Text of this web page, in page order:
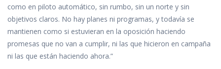
como en piloto automático, sin rumbo, sin un norte y sin
objetivos claros. No hay planes ni programas, y todavía se
mantienen como si estuvieran en la oposición haciendo
promesas que no van a cumplir, ni las que hicieron en campaña
ni las que están haciendo ahora.”